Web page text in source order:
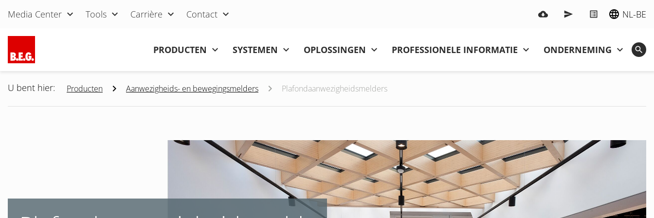
Navigatie overslaan
Media Center Tools Carrière Contact NL-BE
PRODUCTEN SYSTEMEN OPLOSSINGEN PROFESSIONELE INFORMATIE ONDERNEMING
U bent hier: Producten Aanwezigheids- en bewegingsmelders Plafondaanwezigheidsmelders